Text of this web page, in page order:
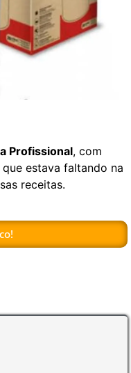
Profissional, com
estava faltando na
receitas.